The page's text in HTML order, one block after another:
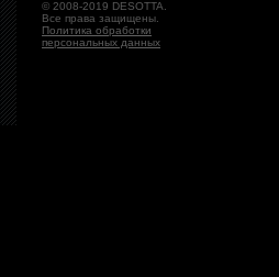
© 2008-2019 DESOTTA.
Все права защищены.
Политика обработки
персональных данных